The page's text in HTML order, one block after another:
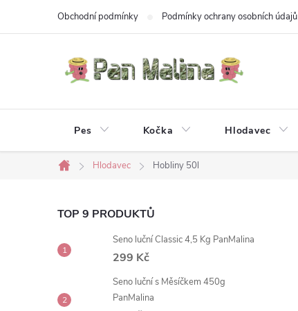
Obchodní podmínky Podmínky ochrany osobních údajů
Pes Kočka Hlodavec
Domů
Hlodavec Hobliny 50l
P
o
s
TOP 9 PRODUKTŮ
Seno luční Classic 4,5 Kg PanMalina
299 Kč
Seno luční s Měsíčkem 450g
PanMalina